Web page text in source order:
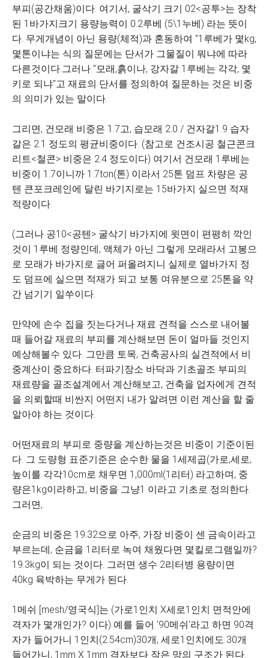
부피(공간채움)이다. 여기서, 굴삭기 크기 02<공투>는 장착
된 1바가지크기 용량능력이 0.2루베 (5\1누베) 라는 뜻이
다. 무게개념이 아닌 용량(체적)과 혼동하여 "1루베가 몇kg,
몇톤이냐는 식의 질문에는 단서가 그물질이 뭐냐에 따라
다른것이다.그러나 "모래,흙이나, 강자갈 1루베는 각각, 몇
키로 되냐"고 재료의 단서를 정의하여 질문하는 것은 비중
의 의미가 있는 말이다.
그리면, 건모래 비중은 1.7고, 습모래 2.0 / 건자갈1.9 습자
갈은 2.1 정도의 평균비중이다. (참고로 건조시공 철근콘크
리트<철콘> 비중은 2.4 정도이다) 여기서 건모래 1루베는
비중이 1.7이니까 1.7ton(톤) 이라서 25톤 덤프 차량은 공
텐 큰포크레인에 달린 바기지로는 15바가지 실으면 적재
적량이다.
(그러나 공10<공텐> 굴삭기 바가지에 윗면이 편평히 깍인
것이 1루베 정량인데, 액체가 아닌 그렇게 모래라서 고봉으
로 모래가 바가지로 긇어 퍼올려지니 실제로 열바가지 정
도 덤프에 실으면 적재가 되고 보통 여유분으로 25톤을 약
간 넘기기 일쑤이다.
만약에 손수 집을 짓는다거나 재료 견적을 스스로 내어볼
때 들어갈 재료의 부피를 계산해보면 돈이 얼마들 것인지
예상해볼수 있다. 그만큼 토목, 건축공사의 실견적에서 비
중계산이 중요하다. 터파기장소 바닥과 기초골조 부피의
재료량을 골조설계에서 계산해보고, 건축을 업자에게 견적
을 의뢰할때 비싼지 어떤지 내가 알려면 이런 계산을 할 줄
알아야 하는 것이다.
어떤재료의 부피로 중량을 계산하는것은 비중이 기준이된
다. 그 도량형 표준기준은 순수한 물을 1세제곱(가로,세로,
높이를 각각10cm로 채우면 1,000ml(1리터) 라고하며, 중
량은1kg이라하고, 비중을 그냥1 이라고 기초로 정의한다.
그러면,
순금의 비중은 19.32으로 아주, 가장 비중이 센 금속이라고
부르는데, 순금을 1리터로 녹여 채웠다면 몇킬로그램일까?
19.3kg이 되는 것이다. 그러면 생수 2리터병 용량이면
40kg 육박하는 무게가 된다.
1메쉬 [mesh/영국식]는 (가로1인치 X세로1인치 면적안에
격자가 몇개인가? 이다) 예를 들어 '90메쉬'라고 하면 90격
자가 들어가니 1인치(2.54cm)30개, 세로1인치에도 30개
들어가니, 1mm X 1mm 격자보다 작은 망의 구조가 된다.